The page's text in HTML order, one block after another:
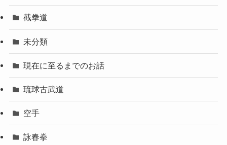
截拳道
未分類
現在に至るまでのお話
琉球古武道
空手
詠春拳